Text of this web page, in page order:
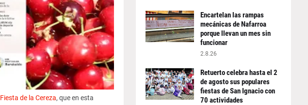
Fiesta de la Cereza, que en esta
Encartelan las rampas
mecánicas de Nafarroa
porque llevan un mes sin
funcionar
2.8.26
Retuerto celebra hasta el 2
de agosto sus populares
fiestas de San Ignacio con
70 actividades